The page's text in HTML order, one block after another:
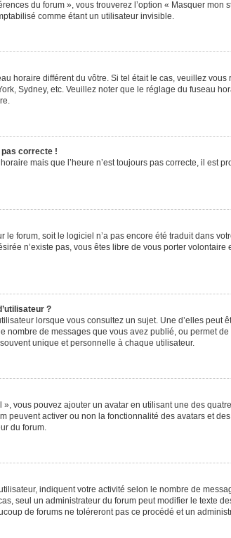
du forum », vous trouverez l’option « Masquer
comme étant un utilisateur invisible.
horaire différent du vôtre. Si tel était le cas, veuillez
Sydney, etc. Veuillez noter que le réglage du fuseau
pas correcte !
mais que l’heure n’est toujours pas correcte, il
forum, soit le logiciel n’a pas encore été traduit dans
n’existe pas, vous êtes libre de vous porter
?
lorsque vous consultez un sujet. Une d’elles
nombre de messages que vous avez publié, ou permet
unique et personnelle à chaque utilisateur.
vous pouvez ajouter un avatar en utilisant une des
peuvent activer ou non la fonctionnalité des avatars et
du forum.
indiquent votre activité selon le nombre de
seul un administrateur du forum peut modifier le texte
de forums ne toléreront pas ce procédé et un